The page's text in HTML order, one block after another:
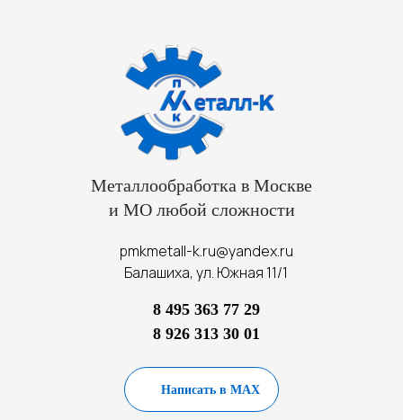
Металлообработка в Москве
и МО любой сложности
pmkmetall-k.ru@yandex.ru
Балашиха, ул. Южная 11/1
8 495 363 77 29
8 926 313 30 01
Написать в MAX